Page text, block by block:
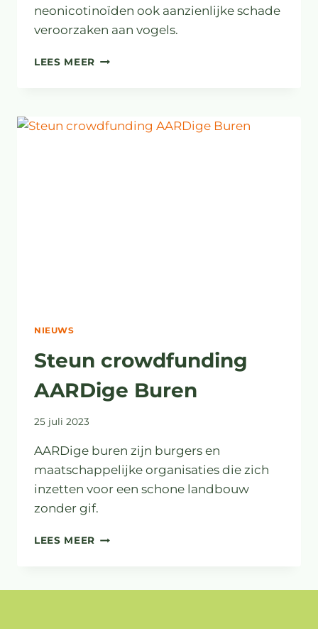
neonicotinoïden ook aanzienlijke schade
veroorzaken aan vogels.
LEES MEER NEONICOTINOÏDEN:
SCHADELIJK
VOOR
NIEUWS
Steun crowdfunding
AARDige Buren
25 juli 2023
AARDige buren zijn burgers en
maatschappelijke organisaties die zich
inzetten voor een schone landbouw
zonder gif.
LEES MEER STEUN